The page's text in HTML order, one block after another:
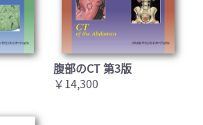
腹部のCT 第3版
￥14,300